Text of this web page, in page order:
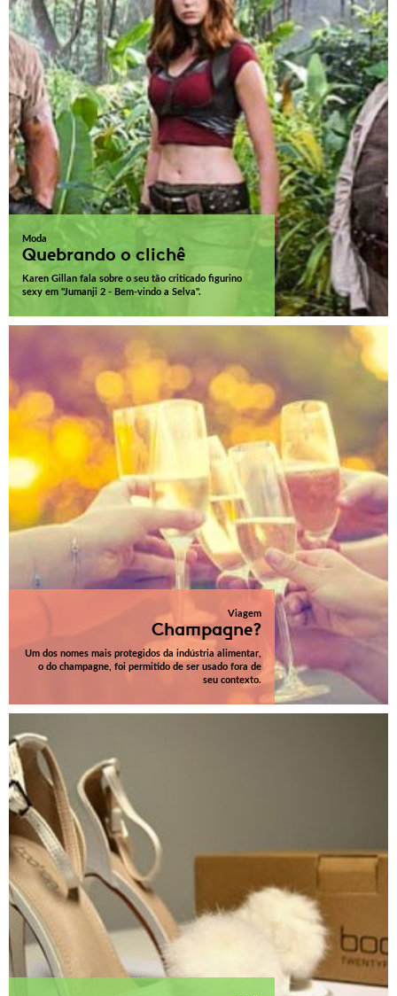
Moda
Quebrando o clichê
Karen Gillan fala sobre o seu tão criticado figurino
sexy em "Jumanji 2 - Bem-vindo a Selva".
Viagem
Champagne?
Um dos nomes mais protegidos da indústria alimentar,
o do champagne, foi permitido de ser usado fora de
seu contexto.